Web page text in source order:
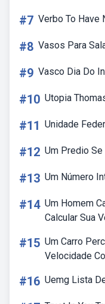
#7 Verbo To Have
#8 Vasos Para
#9 Vasco Dia Do
#10 Utopia
#11 Unidade
#12 Um Predio Se
#13 Um Número
#14 Um Homem
Calcular Sua
#15 Um Carro
Velocidade
#16 Uemg Lista